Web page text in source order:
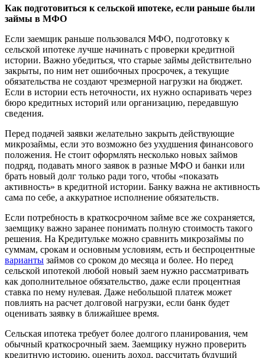
Как подготовиться к сельской ипотеке, если раньше были
займы в МФО
Если заемщик раньше пользовался МФО, подготовку к
сельской ипотеке лучше начинать с проверки кредитной
истории. Важно убедиться, что старые займы действительно
закрыты, по ним нет ошибочных просрочек, а текущие
обязательства не создают чрезмерной нагрузки на бюджет.
Если в истории есть неточности, их нужно оспаривать через
бюро кредитных историй или организацию, передавшую
сведения.
Перед подачей заявки желательно закрыть действующие
микрозаймы, если это возможно без ухудшения финансового
положения. Не стоит оформлять несколько новых займов
подряд, подавать много заявок в разные МФО и банки или
брать новый долг только ради того, чтобы «показать
активность» в кредитной истории. Банку важна не активность
сама по себе, а аккуратное исполнение обязательств.
Если потребность в краткосрочном займе все же сохраняется,
заемщику важно заранее понимать полную стоимость такого
решения. На Кредитульке можно сравнить микрозаймы по
суммам, срокам и основным условиям, есть и беспроцентные
варианты займов со сроком до месяца и более. Но перед
сельской ипотекой любой новый заем нужно рассматривать
как дополнительное обязательство, даже если процентная
ставка по нему нулевая. Даже небольшой платеж может
повлиять на расчет долговой нагрузки, если банк будет
оценивать заявку в ближайшее время.
Сельская ипотека требует более долгого планирования, чем
обычный краткосрочный заем. Заемщику нужно проверить
кредитную историю, оценить доход, рассчитать будущий